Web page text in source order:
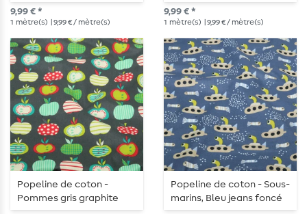
9,99 € *
1 mètre(s) | 9,99 € / mètre(s)
9,99 € *
1 mètre(s) | 9,99 € / mètre(s)
Popeline de coton -
Pommes gris graphite
Popeline de coton - Sous-
marins, Bleu jeans foncé